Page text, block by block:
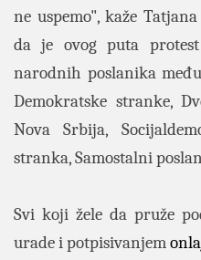
ne uspemo", kaže
da je ovog puta
narodnih poslanika
Demokratske stranke,
Nova Srbija,
stranka, Samostalni
Svi koji žele da pruže
urade i potpisivanjem